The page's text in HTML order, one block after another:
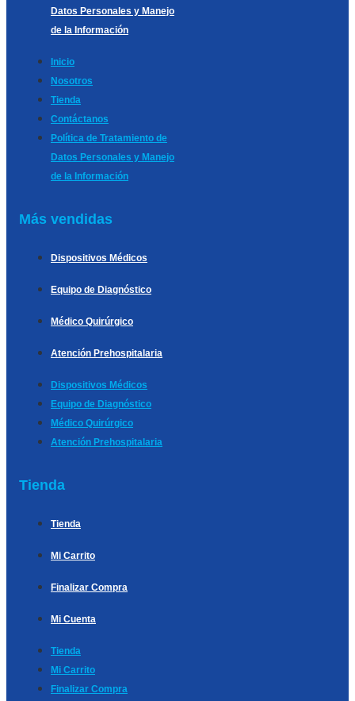
Datos Personales y Manejo
de la Información
Inicio
Nosotros
Tienda
Contáctanos
Política de Tratamiento de
Datos Personales y Manejo
de la Información
Más vendidas
Dispositivos Médicos
Equipo de Diagnóstico
Médico Quirúrgico
Atención Prehospitalaria
Dispositivos Médicos
Equipo de Diagnóstico
Médico Quirúrgico
Atención Prehospitalaria
Tienda
Tienda
Mi Carrito
Finalizar Compra
Mi Cuenta
Tienda
Mi Carrito
Finalizar Compra